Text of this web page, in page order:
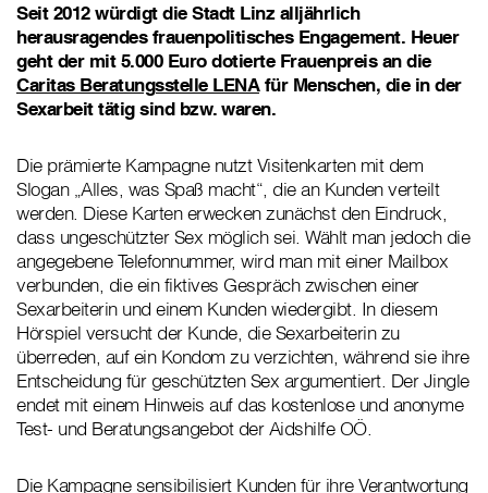
Seit 2012 würdigt die Stadt Linz alljährlich
herausragendes frauenpolitisches Engagement. Heuer
geht der mit 5.000 Euro dotierte Frauenpreis an die
Caritas Beratungsstelle LENAfür Menschen, die in der
Sexarbeit tätig sind bzw. waren.
Die prämierte Kampagne nutzt Visitenkarten mit dem
Slogan „Alles, was Spaß macht“, die an Kunden verteilt
werden. Diese Karten erwecken zunächst den Eindruck,
dass ungeschützter Sex möglich sei. Wählt man jedoch die
angegebene Telefonnummer, wird man mit einer Mailbox
verbunden, die ein fiktives Gespräch zwischen einer
Sexarbeiterin und einem Kunden wiedergibt. In diesem
Hörspiel versucht der Kunde, die Sexarbeiterin zu
überreden, auf ein Kondom zu verzichten, während sie ihre
Entscheidung für geschützten Sex argumentiert. Der Jingle
endet mit einem Hinweis auf das kostenlose und anonyme
Test- und Beratungsangebot der Aidshilfe OÖ.
Die Kampagne sensibilisiert Kunden für ihre Verantwortung